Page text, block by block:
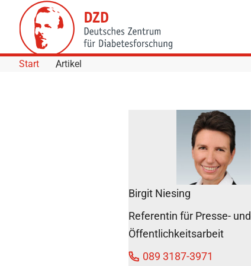
Skip to Content
Start Artikel
Wissenschaftler
klären Ursache
Nebenwirkungen
bei Kortison-
DZD News
25. Januar 2019
Birgit Niesing
Referentin für Presse- und
Öffentlichkeitsarbeit
089 3187-3971